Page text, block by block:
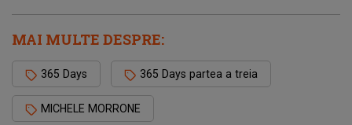
MAI MULTE DESPRE:
365 Days 365 Days partea a treia
MICHELE MORRONE